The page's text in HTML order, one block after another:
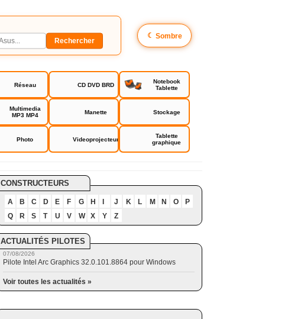
☾ Sombre
Réseau CD DVD BRD
Notebook
Tablette
Multimedia
MP3 MP4
Manette Stockage
Photo Videoprojecteur
Tablette
graphique
CONSTRUCTEURS
A B C D E F G H J K L M N O
P
Q
R S T U V W X Y Z
ACTUALITÉS PILOTES
07/08/2026
Pilote Intel Arc Graphics 32.0.101.8864 pour Windows
Voir toutes les actualités »